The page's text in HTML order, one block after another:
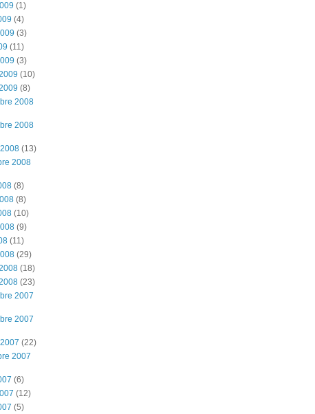
(1)
(4)
(3)
(11)
(3)
(10)
(8)
2008
2008
(13)
2008
(8)
(8)
(10)
(9)
(11)
(29)
(18)
(23)
2007
2007
(22)
2007
(6)
(12)
(5)